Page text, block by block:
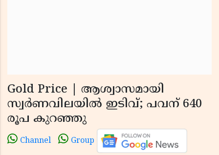
Gold Price | ആശ്വാസമായി
സ്വര്‍ണവിലയില്‍ ഇടിവ്; പവന് 640
രൂപ കുറഞ്ഞു
Channel Group